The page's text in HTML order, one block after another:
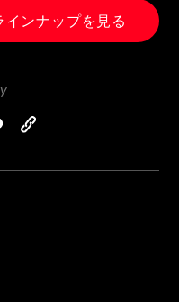
インナップを見る